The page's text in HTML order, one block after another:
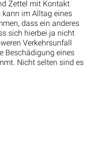
Zettel mit Kontakt
kann im Alltag eines
dass ein anderes
sich hierbei ja nicht
Verkehrsunfall
Beschädigung eines
Nicht selten sind es